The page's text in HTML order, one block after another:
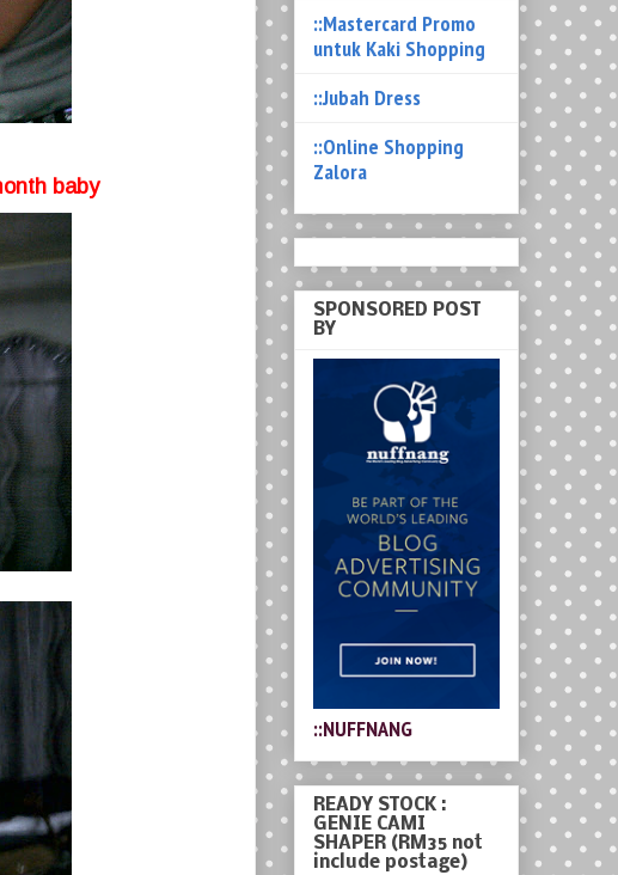
baby
::Mastercard Promo
untuk Kaki Shopping
::Jubah Dress
::Online Shopping
Zalora
SPONSORED POST
BY
::NUFFNANG
READY STOCK :
GENIE CAMI
SHAPER (RM35 not
include postage)